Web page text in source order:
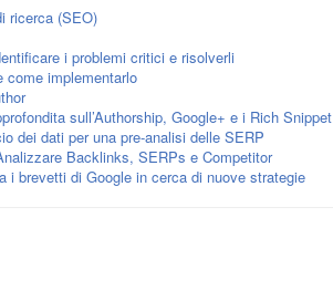
ricerca (SEO)
i problemi critici e risolverli
come implementarlo
sull’Authorship, Google+ e i Rich Snippet
dei dati per una pre-analisi delle SERP
Backlinks, SERPs e Competitor
i brevetti di Google in cerca di nuove strategie